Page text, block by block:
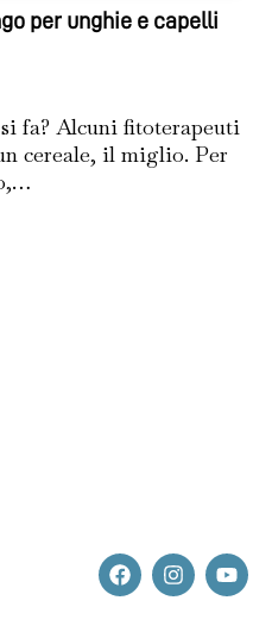
per unghie e capelli
fa? Alcuni fitoterapeuti
cereale, il miglio. Per